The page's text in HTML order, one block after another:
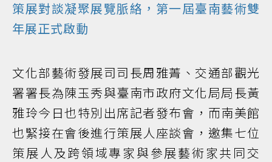
策展對談凝聚展覽脈絡，第一屆臺南藝術雙
年展正式啟動
文化部藝術發展司司長周雅菁、交通部觀光
署署長為陳玉秀與臺南市政府文化局局長黃
雅玲今日也特別出席記者發布會，而南美館
也緊接在會後進行策展人座談會，邀集七位
策展人及跨領域專家與參展藝術家共同交